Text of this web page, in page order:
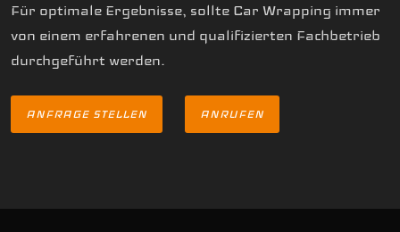
Für optimale Ergebnisse, sollte Car Wrapping immer
von einem erfahrenen und qualifizierten Fachbetrieb
durchgeführt werden.
ANFRAGE STELLEN ANRUFEN